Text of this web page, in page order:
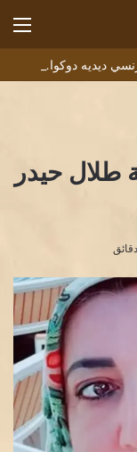
رحيل الكاتب الروائي و كاتب السيناريو الفرنسي ديديه دوكوان Didier Decoin .
طلال حيدر